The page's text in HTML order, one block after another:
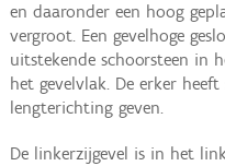
en daaronder een hoog
vergroot. Een gevelhoge
uitstekende schoorsteen in
het gevelvlak. De erker
lengterichting geven.
De linkerzijgevel is in het